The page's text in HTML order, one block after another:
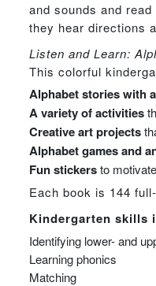
and sounds and
they hear directions
Listen and Learn:
This colorful
Alphabet stories with
A variety of activities
Creative art projects
Alphabet games and
Fun stickersto
Each book is 144
Kindergarten skills
Identifying lower- and
Learning phonics
Matching